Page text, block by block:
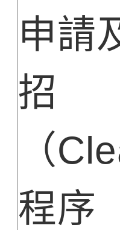
申請
招
（
程序